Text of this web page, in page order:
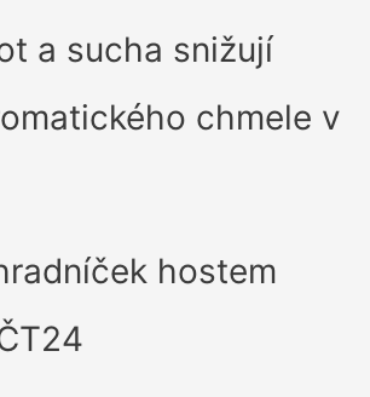
a sucha snižují
chmele v
hostem